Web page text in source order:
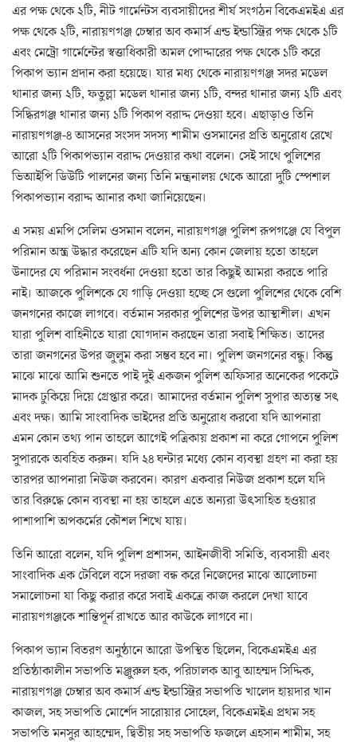
এর পক্ষ থেকে ২টি, নীট গার্মেন্টস ব্যবসায়ীদের শীর্ষ সংগঠন বিকেএমইএ এর
পক্ষ থেকে ২টি, নারায়ণগঞ্জ চেম্বার অব কমার্স এন্ড ইন্ডাস্ট্রির পক্ষ থেকে ১টি
এবং মেট্রো গার্মেন্টের স্বত্তাধিকারী অমল পোদ্দারের পক্ষ থেকে ১টি করে
পিকাপ ভ্যান প্রদান করা হয়েছে। যার মধ্য থেকে নারায়ণগঞ্জ সদর মডেল
থানার জন্য ২টি, ফতুল্লা মডেল থানার জন্য ১টি, বন্দর থানার জন্য ২টি এবং
সিদ্ধিরগঞ্জ থানার জন্য ১টি পিকাপ বরাদ্দ দেওয়া হবে। এছাড়াও তিনি
নারায়ণগঞ্জ-৪ আসনের সংসদ সদস্য শামীম ওসমানের প্রতি অনুরোধ রেখে
আরো ২টি পিকাপভ্যান বরাদ্দ দেওয়ার কথা বলেন। সেই সাথে পুলিশের
ভিআইপি ডিউটি পালনের জন্য তিনি মন্ত্রনালয় থেকে আরো দুটি স্পেশাল
পিকাপভ্যান বরাদ্দ আনার কথা জানিয়েছেন।
এ সময় এমপি সেলিম ওসমান বলেন, নারায়ণগঞ্জ পুলিশ রূপগঞ্জে যে বিপুল
পরিমান অস্ত্র উদ্ধার করেছেন এটি যদি অন্য কোন জেলায় হতো তাহলে
উনাদের যে পরিমান সংবর্ধনা দেওয়া হতো তার কিছুই আমরা করতে পারি
নাই। আজকে পুলিশকে যে গাড়ি দেওয়া হচ্ছে সে গুলো পুলিশের থেকে বেশি
জনগনের কাজে লাগবে। বর্তমান সরকার পুলিশের উপর আস্থাশীল। এখন
যারা পুলিশ বাহিনীতে যারা যোগদান করছেন তারা সবাই শিক্ষিত। তাদের
তারা জনগনের উপর জুলুম করা সম্ভব হবে না। পুলিশ জনগনের বন্ধু। কিন্তু
মাঝে মাঝে আমি শুনতে পাই দুই একজন পুলিশ অফিসার অনেকের পকেটে
মাদক ঢুকিয়ে দিয়ে গ্রেপ্তার করে। আমাদের বর্তমান পুলিশ সুপার অত্যন্ত সৎ
এবং দক্ষ। আমি সাংবাদিক ভাইদের প্রতি অনুরোধ করবো যদি আপনারা
এমন কোন তথ্য পান তাহলে আগেই পত্রিকায় প্রকাশ না করে গোপনে পুলিশ
সুপারকে অবহিত করুন। যদি ২৪ ঘন্টার মধ্যে কোন ব্যবস্থা গ্রহণ না করা হয়
তারপর আপনারা নিউজ করবেন। কারণ একবার নিউজ প্রকাশ হলে যদি
তার বিরুদ্ধে কোন ব্যবস্থা না হয় তাহলে এতে অন্যরা উৎসাহিত হওয়ার
পাশাপাশি অপকর্মের কৌশল শিখে যায়।
তিনি আরো বলেন, যদি পুলিশ প্রশাসন, আইনজীবী সমিতি, ব্যবসায়ী এবং
সাংবাদিক এক টেবিলে বসে দরজা বন্ধ করে নিজেদের মাঝে আলোচনা
সমালোচনা যা কিছু করার করে সবাই একত্রে কাজ করলে দেখা যাবে
নারায়ণগঞ্জকে শান্তিপূর্ন রাখতে আর কাউকে লাগবে না।
পিকাপ ভ্যান বিতরণ অনুষ্ঠানে আরো উপস্থিত ছিলেন, বিকেএমইএ এর
প্রতিষ্ঠাকালীন সভাপতি মঞ্জুরুল হক, পরিচালক আবু আহম্মদ সিদ্দিক,
নারায়ণগঞ্জ চেম্বার অব কমার্স এন্ড ইন্ডাস্ট্রির সভাপতি খালেদ হায়দার খান
কাজল, সহ সভাপতি মোর্শেদ সারোয়ার সোহেল, বিকেএমইএ প্রথম সহ
সভাপতি মনসুর আহম্মেদ, দ্বিতীয় সহ সভাপতি ফজলে এহসান শামীম, সহ